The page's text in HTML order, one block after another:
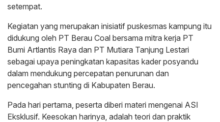
setempat.
Kegiatan yang merupakan inisiatif puskesmas kampung itu
didukung oleh PT Berau Coal bersama mitra kerja PT
Bumi Artlantis Raya dan PT Mutiara Tanjung Lestari
sebagai upaya peningkatan kapasitas kader posyandu
dalam mendukung percepatan penurunan dan
pencegahan stunting di Kabupaten Berau.
Pada hari pertama, peserta diberi materi mengenai ASI
Eksklusif. Keesokan harinya, adalah teori dan praktik